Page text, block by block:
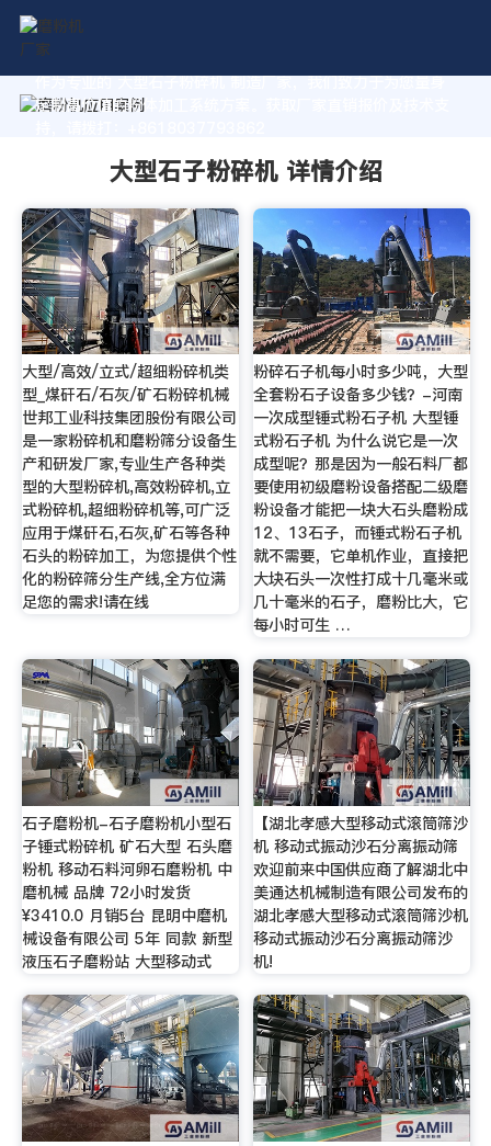
作为专业的 大型石子粉碎机 制造厂家，我们致力于为您量身
定制高价值的粉体加工系统方案。获取厂家直销报价及技术支
大型石子粉碎机 详情介绍
大型/高效/立式/超细粉碎机类
型_煤矸石/石灰/矿石粉碎机械
世邦工业科技集团股份有限公司
是一家粉碎机和磨粉筛分设备生
产和研发厂家,专业生产各种类
型的大型粉碎机,高效粉碎机,立
式粉碎机,超细粉碎机等,可广泛
应用于煤矸石,石灰,矿石等各种
石头的粉碎加工，为您提供个性
化的粉碎筛分生产线,全方位满
足您的需求!请在线
粉碎石子机每小时多少吨，大型
全套粉石子设备多少钱？-河南
一次成型锤式粉石子机 大型锤
式粉石子机 为什么说它是一次
成型呢？那是因为一般石料厂都
要使用初级磨粉设备搭配二级磨
粉设备才能把一块大石头磨粉成
12、13石子，而锤式粉石子机
就不需要，它单机作业，直接把
大块石头一次性打成十几毫米或
几十毫米的石子，磨粉比大，它
每小时可生 …
石子磨粉机-石子磨粉机小型石
子锤式粉碎机 矿石大型 石头磨
粉机 移动石料河卵石磨粉机 中
磨机械 品牌 72小时发货
¥3410.0 月销5台 昆明中磨机
械设备有限公司 5年 同款 新型
液压石子磨粉站 大型移动式
【湖北孝感大型移动式滚筒筛沙
机 移动式振动沙石分离振动筛
欢迎前来中国供应商了解湖北中
美通达机械制造有限公司发布的
湖北孝感大型移动式滚筒筛沙机
移动式振动沙石分离振动筛沙
机!